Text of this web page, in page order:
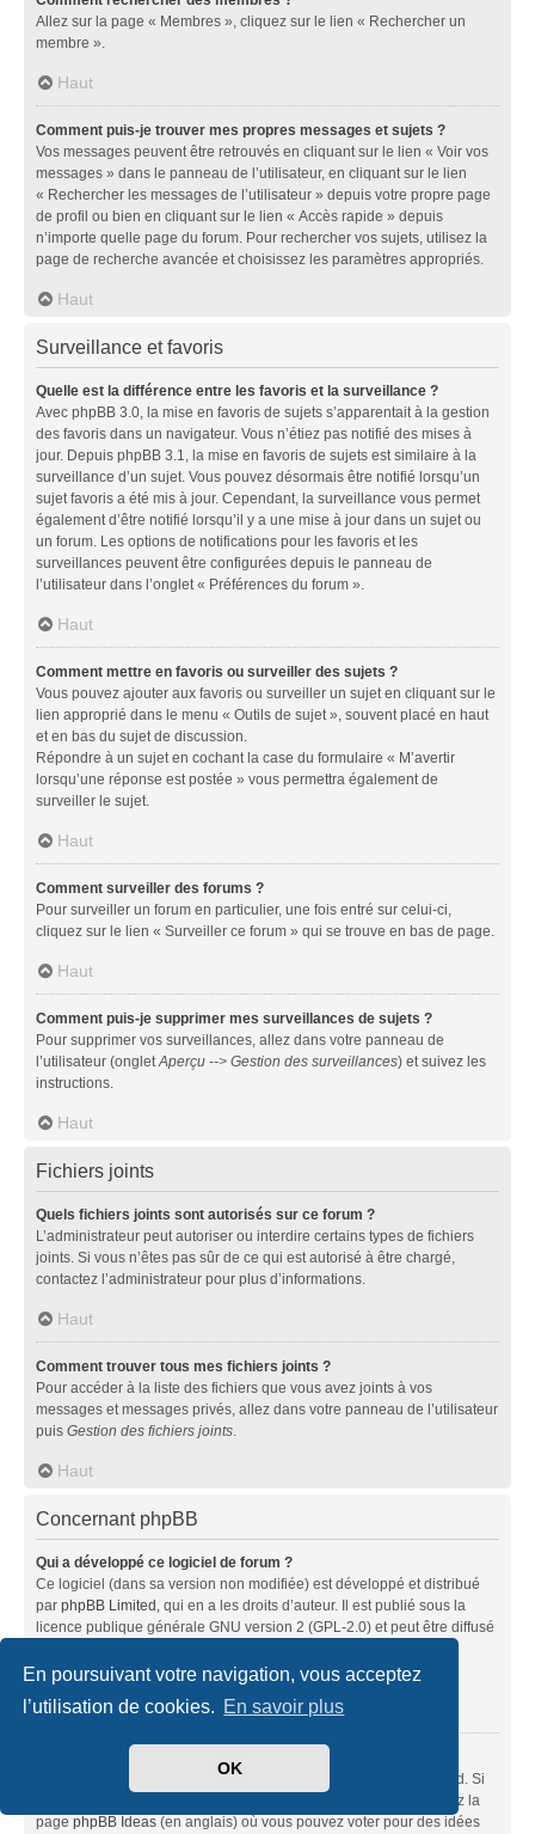
En poursuivant votre navigation, vous acceptez
l’utilisation de cookies. En savoir plus
OK
Allez sur la page « Membres », cliquez sur le lien « Rechercher un
membre ».
Haut
Comment puis-je trouver mes propres messages et sujets ?
Vos messages peuvent être retrouvés en cliquant sur le lien « Voir vos
messages » dans le panneau de l’utilisateur, en cliquant sur le lien
« Rechercher les messages de l’utilisateur » depuis votre propre page
de profil ou bien en cliquant sur le lien « Accès rapide » depuis
n’importe quelle page du forum. Pour rechercher vos sujets, utilisez la
page de recherche avancée et choisissez les paramètres appropriés.
Haut
Surveillance et favoris
Quelle est la différence entre les favoris et la surveillance ?
Avec phpBB 3.0, la mise en favoris de sujets s’apparentait à la gestion
des favoris dans un navigateur. Vous n’étiez pas notifié des mises à
jour. Depuis phpBB 3.1, la mise en favoris de sujets est similaire à la
surveillance d’un sujet. Vous pouvez désormais être notifié lorsqu’un
sujet favoris a été mis à jour. Cependant, la surveillance vous permet
également d’être notifié lorsqu’il y a une mise à jour dans un sujet ou
un forum. Les options de notifications pour les favoris et les
surveillances peuvent être configurées depuis le panneau de
l’utilisateur dans l’onglet « Préférences du forum ».
Haut
Comment mettre en favoris ou surveiller des sujets ?
Vous pouvez ajouter aux favoris ou surveiller un sujet en cliquant sur le
lien approprié dans le menu « Outils de sujet », souvent placé en haut
et en bas du sujet de discussion.
Répondre à un sujet en cochant la case du formulaire « M’avertir
lorsqu’une réponse est postée » vous permettra également de
surveiller le sujet.
Haut
Comment surveiller des forums ?
Pour surveiller un forum en particulier, une fois entré sur celui-ci,
cliquez sur le lien « Surveiller ce forum » qui se trouve en bas de page.
Haut
Comment puis-je supprimer mes surveillances de sujets ?
Pour supprimer vos surveillances, allez dans votre panneau de
l’utilisateur (ongletAperçu --> Gestion des surveillances) et suivez les
instructions.
Haut
Fichiers joints
Quels fichiers joints sont autorisés sur ce forum ?
L’administrateur peut autoriser ou interdire certains types de fichiers
joints. Si vous n’êtes pas sûr de ce qui est autorisé à être chargé,
contactez l’administrateur pour plus d’informations.
Haut
Comment trouver tous mes fichiers joints ?
Pour accéder à la liste des fichiers que vous avez joints à vos
messages et messages privés, allez dans votre panneau de l’utilisateur
puis Gestion des fichiers joints.
Haut
Concernant phpBB
Qui a développé ce logiciel de forum ?
Ce logiciel (dans sa version non modifiée) est développé et distribué
par phpBB Limited, qui en a les droits d’auteur. Il est publié sous la
licence publique générale GNU version 2 (GPL-2.0) et peut être diffusé
À propos de phpBB» (en anglais).
Haut
Ce logiciel a été développé et mis sous licence par phpBB Limited. Si
vous pensez qu’une fonctionnalité nécessite d’être ajoutée, visitez la
page phpBB Ideas (en anglais) où vous pouvez voter pour des idées